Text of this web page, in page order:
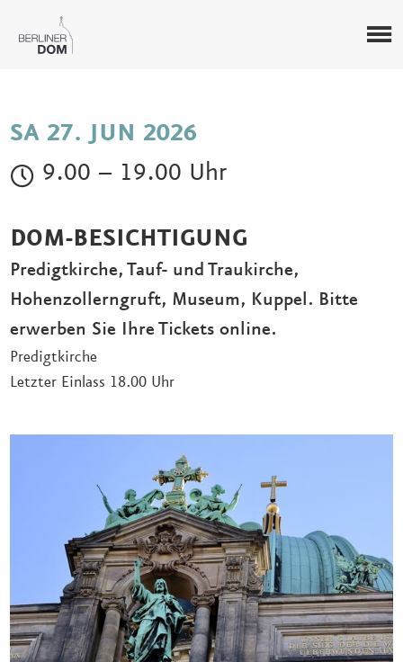
SA 27. JUN 2026
9.00 – 19.00 Uhr
DOM-BESICHTIGUNG
Predigtkirche, Tauf- und Traukirche,
Hohenzollerngruft, Museum, Kuppel. Bitte
erwerben Sie Ihre Tickets online.
Predigtkirche
Letzter Einlass 18.00 Uhr